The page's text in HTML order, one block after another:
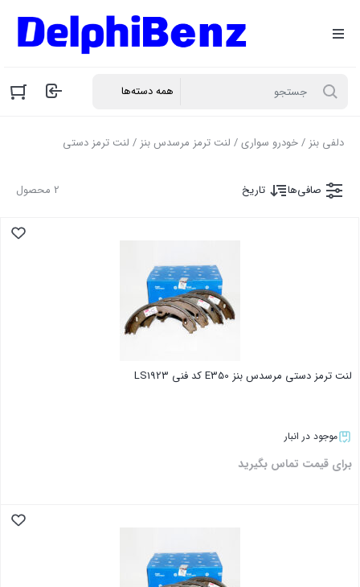
دلفی بنز /خودرو سواری/ لنت ترمز مرسدس بنز / لنت ترمز دستی
2 محصول صافی‌ها تاریخ
لنت ترمز دستی مرسدس بنز E350 کد فنی LS1923
موجود در انبار
برای قیمت تماس بگیرید